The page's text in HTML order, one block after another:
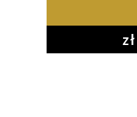
zł